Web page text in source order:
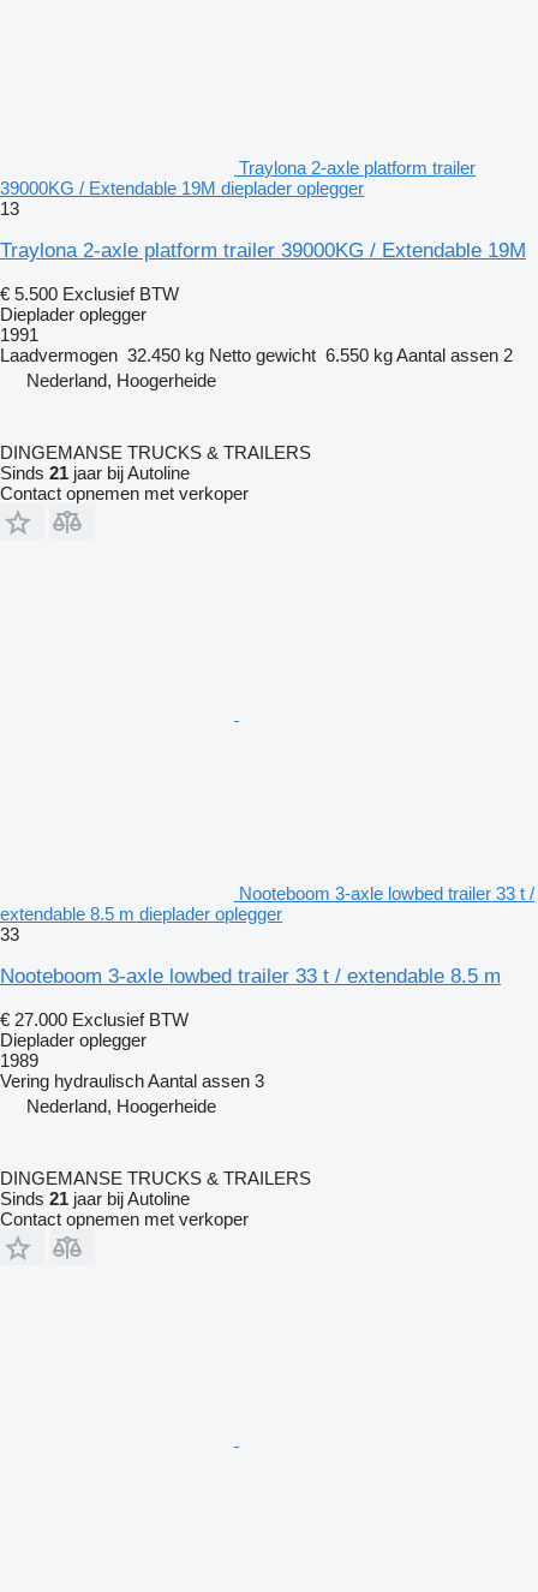
Traylona 2-axle platform trailer
39000KG / Extendable 19M dieplader oplegger
13
Traylona 2-axle platform trailer 39000KG / Extendable 19M
€ 5.500 Exclusief BTW
Dieplader oplegger
1991
Laadvermogen 32.450 kg Netto gewicht 6.550 kgAantal assen 2
Nederland, Hoogerheide
DINGEMANSE TRUCKS & TRAILERS
Sinds 21 jaar bij Autoline
Contact opnemen met verkoper
Nooteboom 3-axle lowbed trailer 33 t /
extendable 8.5 m dieplader oplegger
33
Nooteboom 3-axle lowbed trailer 33 t / extendable 8.5 m
€ 27.000 Exclusief BTW
Dieplader oplegger
1989
Vering hydraulischAantal assen 3
Nederland, Hoogerheide
DINGEMANSE TRUCKS & TRAILERS
Sinds 21 jaar bij Autoline
Contact opnemen met verkoper